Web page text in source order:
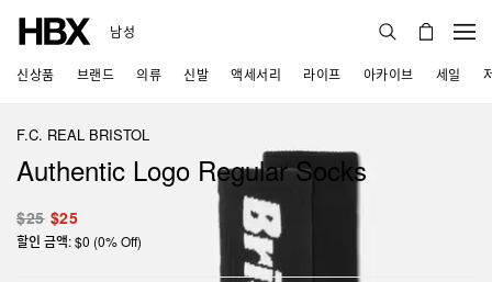
남성
신상품 브랜드 의류 신발 액세서리 라이프 아카이브 세일
F.C. REAL BRISTOL
Authentic Logo Regular Socks
$25 $25
할인 금액: $0 (0% Off)